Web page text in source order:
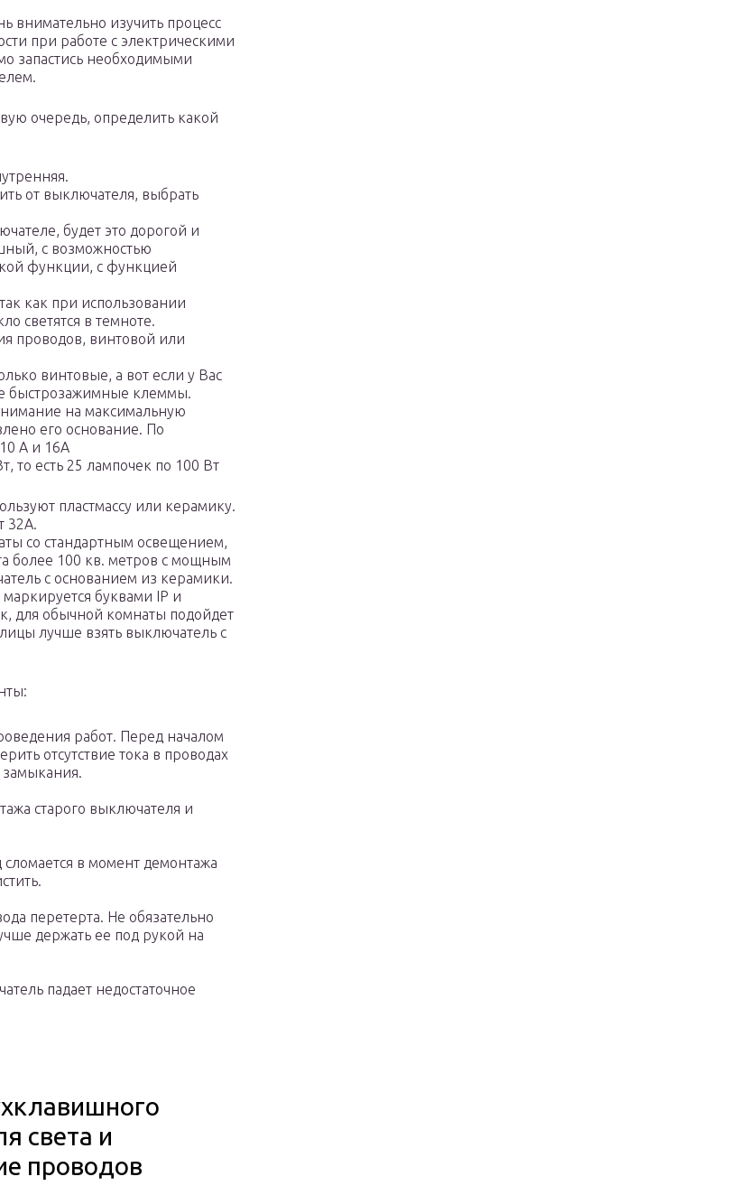
внимательно изучить процесс
при работе с электрическими
запастись необходимыми
очередь, определить какой
от выключателя, выбрать
будет это дорогой и
с возможностью
функции, с функцией
как при использовании
светятся в темноте.
проводов, винтовой или
винтовые, а вот если у Вас
быстрозажимные клеммы.
на максимальную
его основание. По
А и 16А
то есть 25 лампочек по 100 Вт
пластмассу или керамику.
32А.
со стандартным освещением,
более 100 кв. метров с мощным
с основанием из керамики.
маркируется буквами IP и
для обычной комнаты подойдет
лучше взять выключатель с
работ. Перед началом
отсутствие тока в проводах
замыкания.
старого выключателя и
в момент демонтажа
перетерта. Не обязательно
держать ее под рукой на
падает недостаточное
света и
проводов